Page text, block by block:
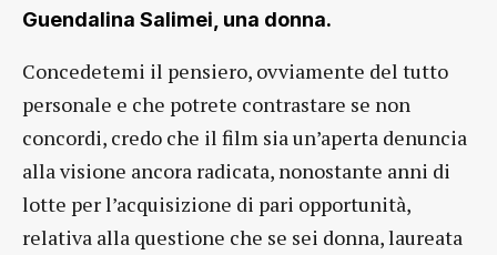
Guendalina Salimei, una donna.
Concedetemi il pensiero, ovviamente del tutto
personale e che potrete contrastare se non
concordi, credo che il film sia un’aperta denuncia
alla visione ancora radicata, nonostante anni di
lotte per l’acquisizione di pari opportunità,
relativa alla questione che se sei donna, laureata